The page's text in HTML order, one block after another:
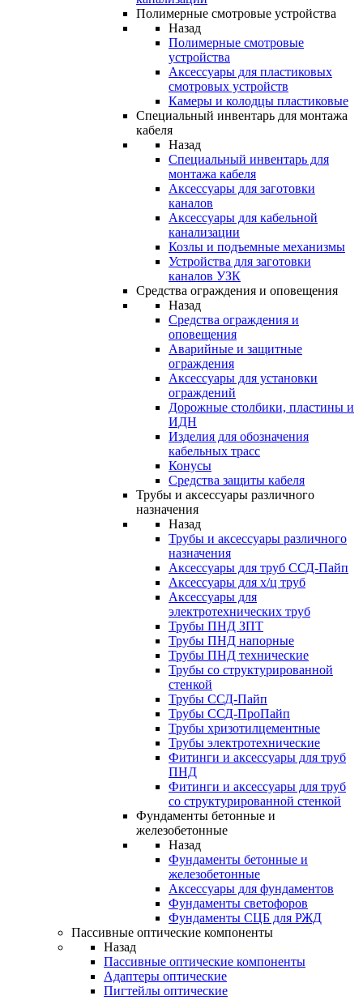
Полимерные смотровые устройства
Назад
Полимерные смотровые
устройства
Аксессуары для пластиковых
смотровых устройств
Камеры и колодцы пластиковые
Специальный инвентарь для монтажа
кабеля
Назад
Специальный инвентарь для
монтажа кабеля
Аксессуары для заготовки
каналов
Аксессуары для кабельной
канализации
Козлы и подъемные механизмы
Устройства для заготовки
каналов УЗК
Средства ограждения и оповещения
Назад
Средства ограждения и
оповещения
Аварийные и защитные
ограждения
Аксессуары для установки
ограждений
Дорожные столбики, пластины и
ИДН
Изделия для обозначения
кабельных трасс
Конусы
Средства защиты кабеля
Трубы и аксессуары различного
назначения
Назад
Трубы и аксессуары различного
назначения
Аксессуары для труб ССД-Пайп
Аксессуары для х/ц труб
Аксессуары для
электротехнических труб
Трубы ПНД ЗПТ
Трубы ПНД напорные
Трубы ПНД технические
Трубы со структурированной
стенкой
Трубы ССД-Пайп
Трубы ССД-ПроПайп
Трубы хризотилцементные
Трубы электротехнические
Фитинги и аксессуары для труб
ПНД
Фитинги и аксессуары для труб
со структурированной стенкой
Фундаменты бетонные и
железобетонные
Назад
Фундаменты бетонные и
железобетонные
Аксессуары для фундаментов
Фундаменты светофоров
Фундаменты СЦБ для РЖД
Пассивные оптические компоненты
Назад
Пассивные оптические компоненты
Адаптеры оптические
Пигтейлы оптические